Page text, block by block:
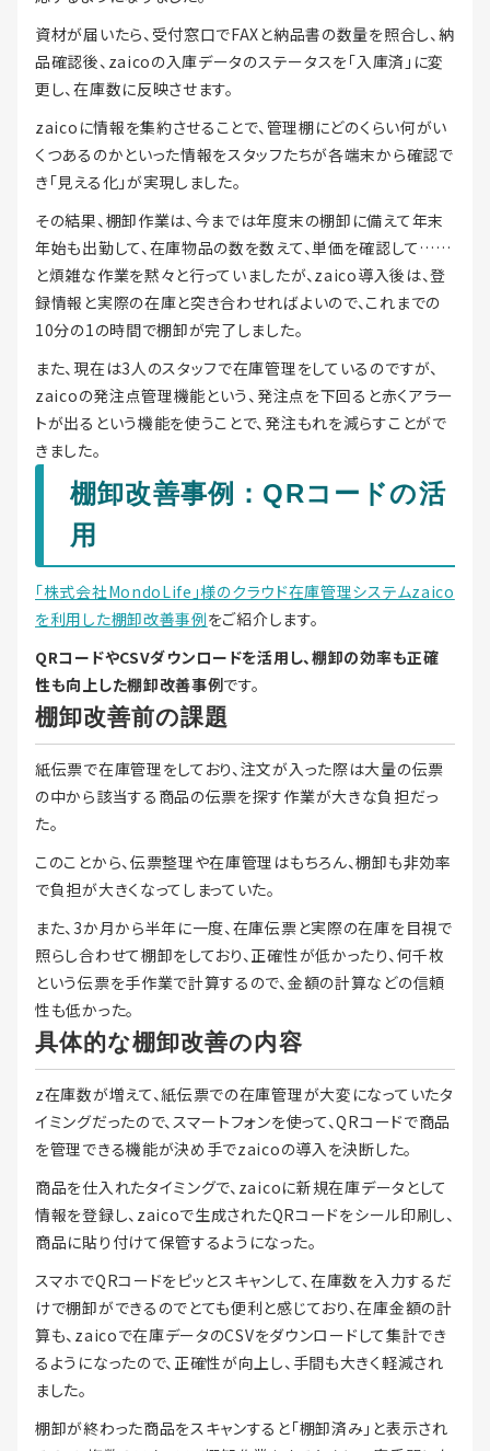
資材が届いたら、受付窓口でFAXと納品書の数量を照合し、納
品確認後、zaicoの入庫データのステータスを「入庫済」に変
更し、在庫数に反映させます。
zaicoに情報を集約させることで、管理棚にどのくらい何がい
くつあるのかといった情報をスタッフたちが各端末から確認で
き「見える化」が実現しました。
その結果、棚卸作業は、今までは年度末の棚卸に備えて年末
年始も出勤して、在庫物品の数を数えて、単価を確認して……
と煩雑な作業を黙々と行っていましたが、zaico導入後は、登
録情報と実際の在庫と突き合わせればよいので、これまでの
10分の1の時間で棚卸が完了しました。
また、現在は3人のスタッフで在庫管理をしているのですが、
zaicoの発注点管理機能という、発注点を下回ると赤くアラー
トが出るという機能を使うことで、発注もれを減らすことがで
きました。
棚卸改善事例：QRコードの活
用
「株式会社MondoLife」様のクラウド在庫管理システムzaico
を利用した棚卸改善事例をご紹介します。
QRコードやCSVダウンロードを活用し、棚卸の効率も正確
性も向上した棚卸改善事例です。
棚卸改善前の課題
紙伝票で在庫管理をしており、注文が入った際は大量の伝票
の中から該当する商品の伝票を探す作業が大きな負担だっ
た。
このことから、伝票整理や在庫管理はもちろん、棚卸も非効率
で負担が大きくなってしまっていた。
また、3か月から半年に一度、在庫伝票と実際の在庫を目視で
照らし合わせて棚卸をしており、正確性が低かったり、何千枚
という伝票を手作業で計算するので、金額の計算などの信頼
性も低かった。
具体的な棚卸改善の内容
z在庫数が増えて、紙伝票での在庫管理が大変になっていたタ
イミングだったので、スマートフォンを使って、QRコードで商品
を管理できる機能が決め手でzaicoの導入を決断した。
商品を仕入れたタイミングで、zaicoに新規在庫データとして
情報を登録し、zaicoで生成されたQRコードをシール印刷し、
商品に貼り付けて保管するようになった。
スマホでQRコードをピッとスキャンして、在庫数を入力するだ
けで棚卸ができるのでとても便利と感じており、在庫金額の計
算も、zaicoで在庫データのCSVをダウンロードして集計でき
るようになったので、正確性が向上し、手間も大きく軽減され
ました。
棚卸が終わった商品をスキャンすると「棚卸済み」と表示され